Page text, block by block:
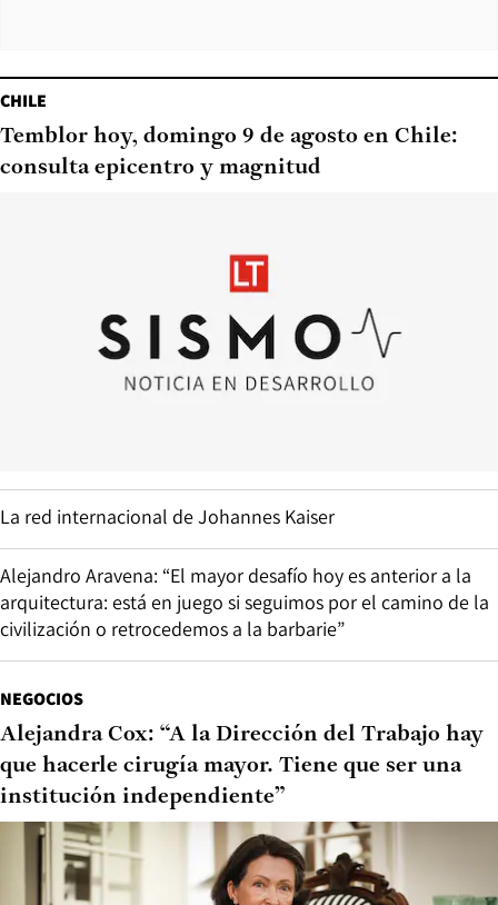
CHILE
Temblor hoy, domingo 9 de agosto en Chile:
consulta epicentro y magnitud
La red internacional de Johannes Kaiser
Alejandro Aravena: “El mayor desafío hoy es anterior a la
arquitectura: está en juego si seguimos por el camino de la
civilización o retrocedemos a la barbarie”
NEGOCIOS
Alejandra Cox: “A la Dirección del Trabajo hay
que hacerle cirugía mayor. Tiene que ser una
institución independiente”